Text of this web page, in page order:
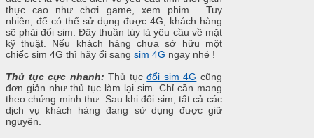
thực cao như chơi game, xem phim… Tuy
nhiên, để có thể sử dụng được 4G, khách hàng
sẽ phải đổi sim. Đây thuần túy là yêu cầu về mặt
kỹ thuật. Nếu khách hàng chưa sở hữu một
chiếc sim 4G thì hãy ổi sang sim 4G ngay nhé !
Thủ tục cực nhanh: Thủ tụcđổi sim 4G cũng
đơn giản như thủ tục làm lại sim. Chỉ cần mang
theo chứng minh thư. Sau khi đổi sim, tất cả các
dịch vụ khách hàng đang sử dụng được giữ
nguyên.